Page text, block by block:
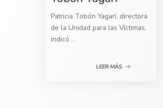
Patricia Tobón Yagarí, directora
de la Unidad para las Víctimas,
indicó ...
LEER MÁS